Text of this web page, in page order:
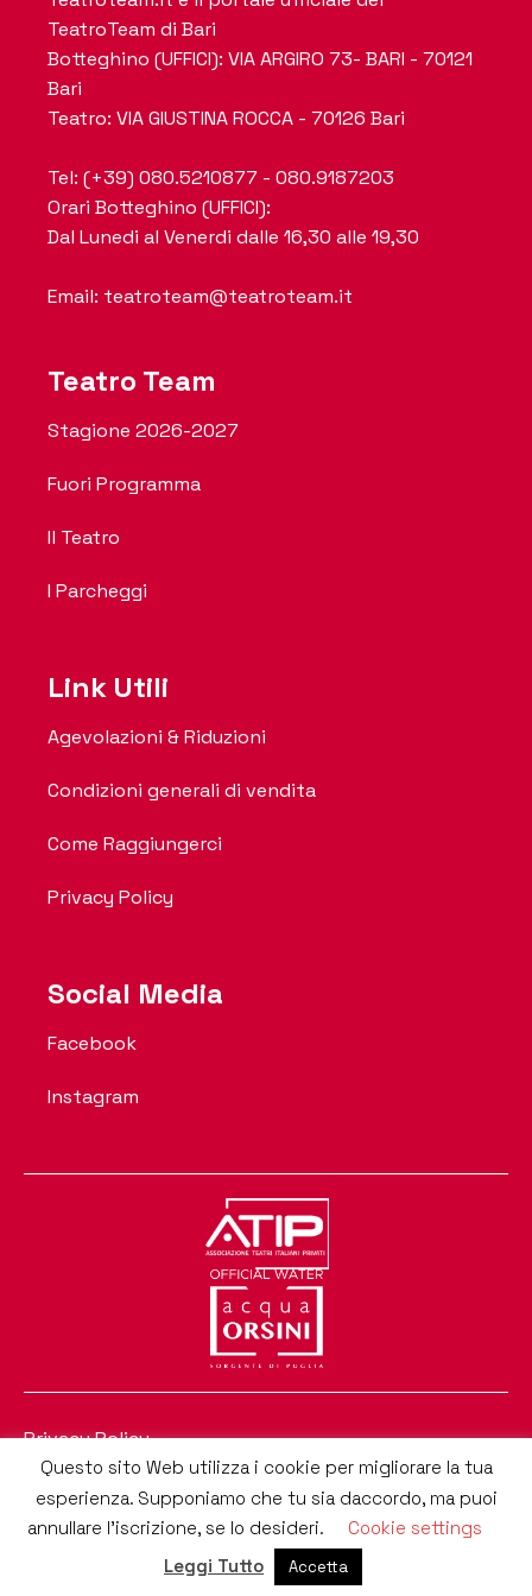
TeatroTeam di Bari
Botteghino (UFFICI): VIA ARGIRO 73- BARI - 70121
Bari
Teatro: VIA GIUSTINA ROCCA - 70126 Bari
Tel: (+39) 080.5210877 - 080.9187203
Orari Botteghino (UFFICI):
Dal Lunedi al Venerdi dalle 16,30 alle 19,30
Email: teatroteam@teatroteam.it
Teatro Team
Stagione 2026-2027
Fuori Programma
Il Teatro
I Parcheggi
Link Utili
Agevolazioni & Riduzioni
Condizioni generali di vendita
Come Raggiungerci
Privacy Policy
Social Media
Facebook
Instagram
Privacy Policy
Progettato & Sviluppato da e.RATIO soluzioni software
Questo sito Web utilizza i cookie per migliorare la tua
esperienza. Supponiamo che tu sia daccordo, ma puoi
annullare l'iscrizione, se lo desideri.
Cookie settings
Leggi Tutto
Accetta